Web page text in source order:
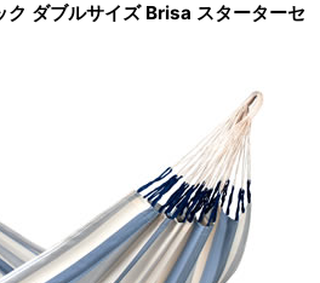
ク ダブルサイズ Brisa スターターセ